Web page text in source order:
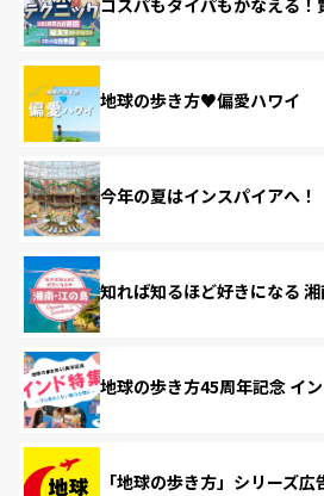
コスパもタイパもかなえる！
地球の歩き方♥偏愛ハワイ
今年の夏はインスパイアへ！
知れば知るほど好きになる
地球の歩き方45周年記念 イ
「地球の歩き方」シリーズ広